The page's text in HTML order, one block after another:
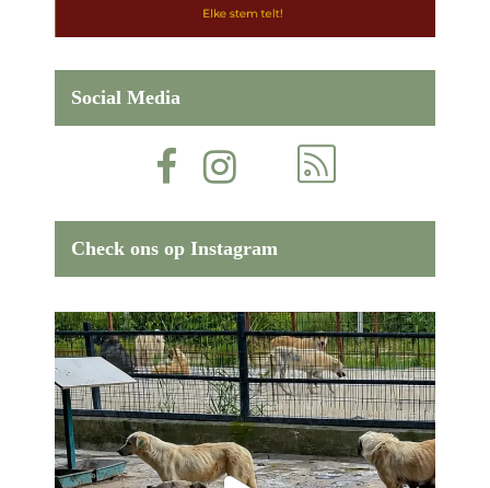
Social Media
Check ons op Instagram